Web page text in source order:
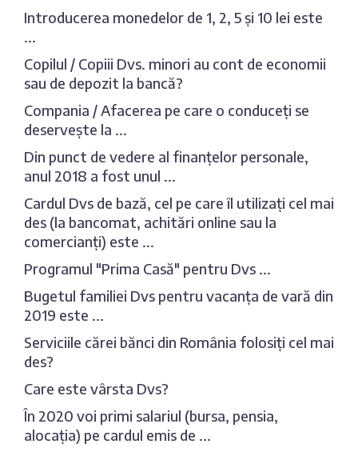
Introducerea monedelor de 1, 2, 5 și 10 lei este
...
Copilul / Copiii Dvs. minori au cont de economii
sau de depozit la bancă?
Compania / Afacerea pe care o conduceți se
deservește la ...
Din punct de vedere al finanțelor personale,
anul 2018 a fost unul ...
Cardul Dvs de bază, cel pe care îl utilizați cel mai
des (la bancomat, achitări online sau la
comercianți) este ...
Programul "Prima Casă" pentru Dvs ...
Bugetul familiei Dvs pentru vacanța de vară din
2019 este ...
Serviciile cărei bănci din România folosiți cel mai
des?
Care este vârsta Dvs?
În 2020 voi primi salariul (bursa, pensia,
alocația) pe cardul emis de ...